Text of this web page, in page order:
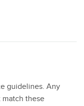
guidelines. Any
match these